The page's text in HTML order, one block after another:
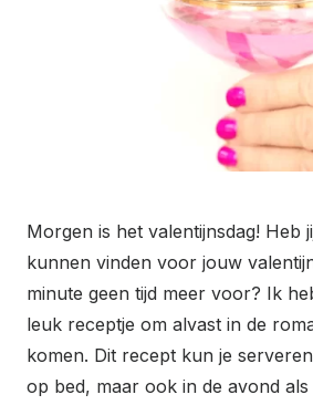
Morgen is het valentijnsdag! Heb
kunnen vinden voor jouw
minute geen tijd meer voor? Ik
leuk receptje om alvast in de
komen. Dit recept kun je
op bed, maar ook in de avond als